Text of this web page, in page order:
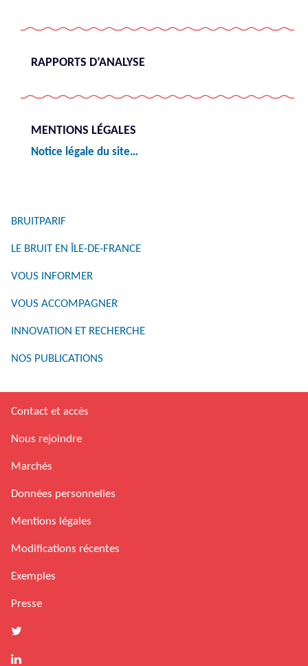
RAPPORTS D’ANALYSE
MENTIONS LÉGALES
Notice légale du site…
BRUITPARIF
LE BRUIT EN ÎLE-DE-FRANCE
VOUS INFORMER
VOUS ACCOMPAGNER
INNOVATION ET RECHERCHE
NOS PUBLICATIONS
Contact et accès
Nous rejoindre
Marchés
Données personnelles
Mentions légales
Modifications récentes
Exemples
Presse